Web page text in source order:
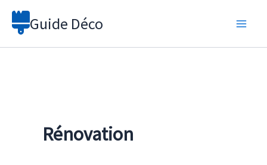
Aller
Guide Déco
Rénovation